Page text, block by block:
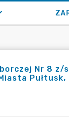
Nr 8 z/
Pułtusk,